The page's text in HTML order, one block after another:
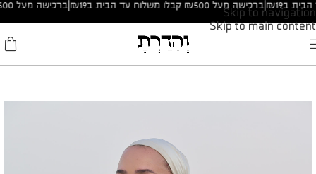
Skip to navigation
Skip to main content
ברכישה מעל ₪500 קבלו משלוח עד הבית ב₪19| ברכישה מעל ₪500 קבלו משלוח עד הבית ב₪19|